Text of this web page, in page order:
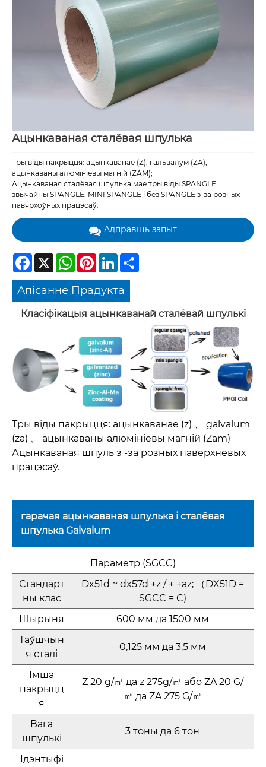
Ацынкаваная сталёвая шпулька
Тры віды пакрыцця: ацынкаванае (Z), гальвалум (ZA),
ацынкаваны алюмініевы магній (ZAM);
Ацынкаваная сталёвая шпулька мае тры віды SPANGLE:
звычайны SPANGLE, MINI SPANGLE і без SPANGLE з-за розных
павярхоўных працэсаў.
Адправіць запыт
Facebook
X WhatsAppPinterestLinkedIn
Апісанне Прадукта
Класіфікацыя ацынкаванай сталёвай шпулькі
Тры віды пакрыцця: ацынкаванае (z) 、 galvalum
(za) 、 ацынкаваны алюмініевы магній (Zam)
Ацынкаваная шпуль з -за розных паверхневых
працэсаў.
гарачая ацынкаваная шпулька і сталёвая
шпулька Galvalum
Параметр (SGCC)
Стандарт
ны клас
Dx51d ~ dx57d +z / + +az; （DX51D =
SGCC = C)
Шырыня
600 мм да 1500 мм
Таўшчын
я сталі
0,125 мм да 3,5 мм
Імша
пакрыцц
я
Z 20 g/㎡ да z 275g/㎡ або ZA 20 G/
㎡ да ZA 275 G/㎡
Вага
шпулькі
3 тоны да 6 тон
Ідэнтыфі